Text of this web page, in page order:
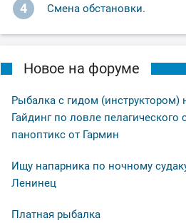
4 Смена обстановки.
Новое на форуме
Рыбалка с гидом (инструктором)
Гайдинг по ловле пелагического
паноптикс от Гармин
Ищу напарника по ночному
Ленинец
Платная рыбалка